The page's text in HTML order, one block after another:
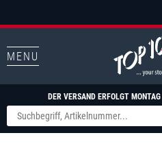
MENU
DER VERSAND ERFOLGT MONTAG